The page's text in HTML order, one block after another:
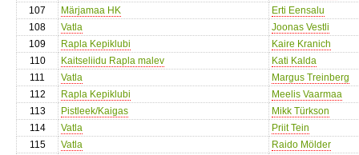
107
Märjamaa HK
Erti Eensalu
108
Vatla
Joonas Vestli
109
Rapla Kepiklubi
Kaire Kranich
110
Kaitseliidu Rapla malev
Kati Kalda
111
Vatla
Margus Treinberg
112
Rapla Kepiklubi
Meelis Vaarmaa
113
Pistleek/Kaigas
Mikk Türkson
114
Vatla
Priit Tein
115
Vatla
Raido Mölder